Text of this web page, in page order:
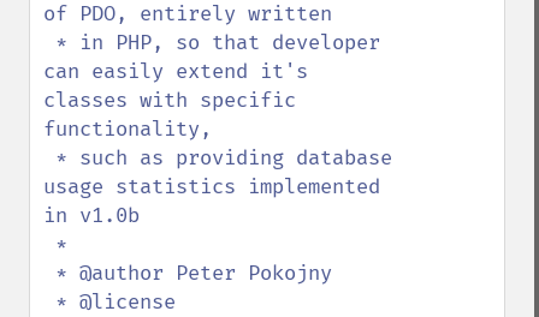
of PDO, entirely written
can easily extend it's
classes with specific
functionality,
usage statistics implemented
in v1.0b